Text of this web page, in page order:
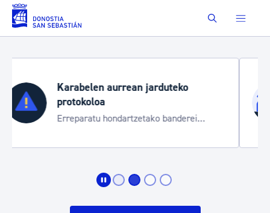
Eduki nagusira joan Buscar
Aste Nagusia 2026
Trafiko mozketak eta garraio zerbitzu
bereziak